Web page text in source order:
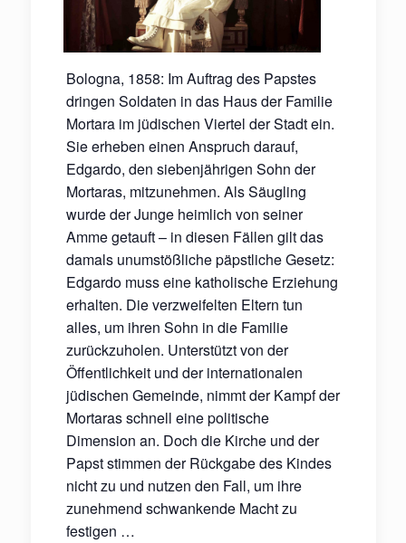
Bologna, 1858: Im Auftrag des Papstes
dringen Soldaten in das Haus der Familie
Mortara im jüdischen Viertel der Stadt ein.
Sie erheben einen Anspruch darauf,
Edgardo, den siebenjährigen Sohn der
Mortaras, mitzunehmen. Als Säugling
wurde der Junge heimlich von seiner
Amme getauft – in diesen Fällen gilt das
damals unumstößliche päpstliche Gesetz:
Edgardo muss eine katholische Erziehung
erhalten. Die verzweifelten Eltern tun
alles, um ihren Sohn in die Familie
zurückzuholen. Unterstützt von der
Öffentlichkeit und der internationalen
jüdischen Gemeinde, nimmt der Kampf der
Mortaras schnell eine politische
Dimension an. Doch die Kirche und der
Papst stimmen der Rückgabe des Kindes
nicht zu und nutzen den Fall, um ihre
zunehmend schwankende Macht zu
festigen …